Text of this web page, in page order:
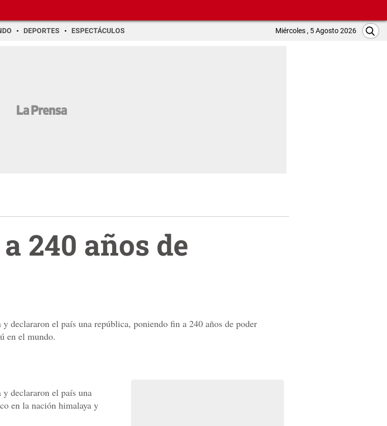
DEPORTES ESPECTÁCULOS Miércoles , 5 Agosto 2026
240 años de
declararon el país una república, poniendo fin a 240 años de poder
en el mundo.
declararon el país una
en la nación himalaya y